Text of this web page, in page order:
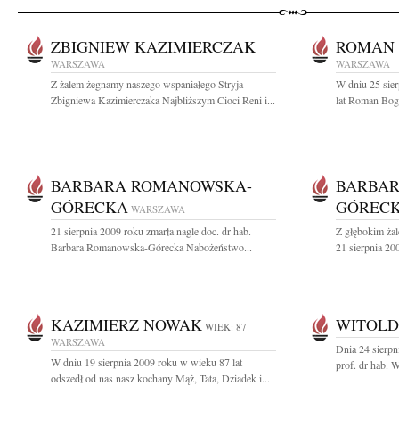
ZBIGNIEW KAZIMIERCZAK
WARSZAWA
Z żalem żegnamy naszego wspaniałego Stryja
Zbigniewa Kazimierczaka Najbliższym Cioci Reni i...
WARSZAWA
W dniu 25
lat Roman
BARBARA ROMANOWSKA-
GÓRECKA WARSZAWA
21 sierpnia 2009 roku zmarła nagle doc. dr hab.
Barbara Romanowska-Górecka Nabożeństwo...
Z głębokim
21 sierpnia
KAZIMIERZ NOWAK WIEK: 87
WARSZAWA
W dniu 19 sierpnia 2009 roku w wieku 87 lat
odszedł od nas nasz kochany Mąż, Tata, Dziadek i...
Dnia 24
prof. dr hab.